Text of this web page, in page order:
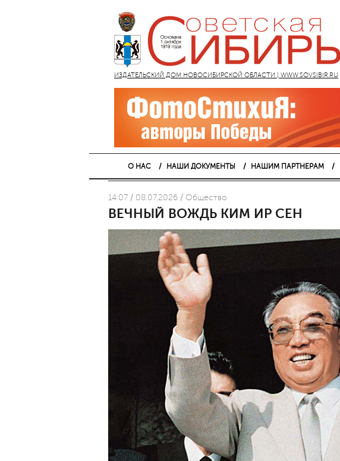
ИЗДАТЕЛЬСКИЙ ДОМ НОВОСИБИРСКОЙ ОБЛАСТИ | WWW.SOVSIBIR.RU
О НАС НАШИ ДОКУМЕНТЫ НАШИМ ПАРТНЕРАМ
14:07 / 08.07.2026 / Общество
ВЕЧНЫЙ ВОЖДЬ КИМ ИР СЕН